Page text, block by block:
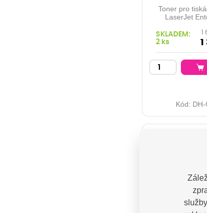
Toner pro
LaserJet
Enterprise
Color
LaserJet
Orientační
stran při 5%
SKLADEM:
2 ks
1
Kód: